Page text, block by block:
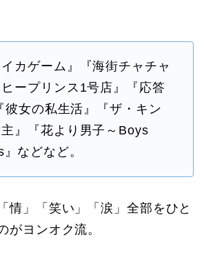
カゲーム』『海街チャチャ
ープリンス1号店』『応答
彼女の私生活』『ザ・キン
』『花より男子～Boys
などなど。
情」「笑い」「涙」全部をひと
がヨンオク流。